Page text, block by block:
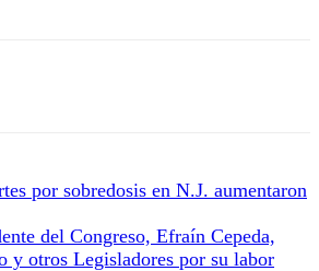
por sobredosis en N.J. aumentaron
del Congreso, Efraín Cepeda,
y otros Legisladores por su labor